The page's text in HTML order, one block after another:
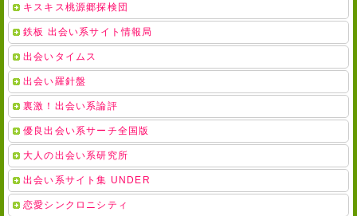
キスキス桃源郷探検団
鉄板 出会い系サイト情報局
出会いタイムス
出会い羅針盤
裏激！出会い系論評
優良出会い系サーチ全国版
大人の出会い系研究所
出会い系サイト集 UNDER
恋愛シンクロニシティ